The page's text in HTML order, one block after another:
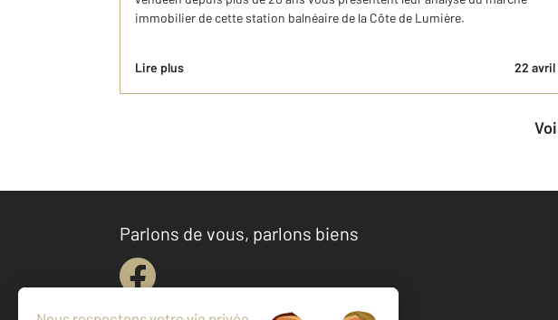
immobilier de cette station balnéaire de la Côte de Lumière.
Lire plus 22 avril
Parlons de vous, parlons biens